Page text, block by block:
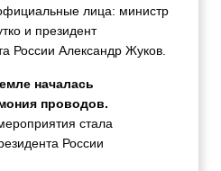
лица: министр
и президент
России Александр Жуков.
началась
проводов.
стала
России